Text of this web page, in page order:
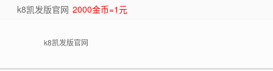
k8凯发版官网 2000金币=1元
k8凯发版官网